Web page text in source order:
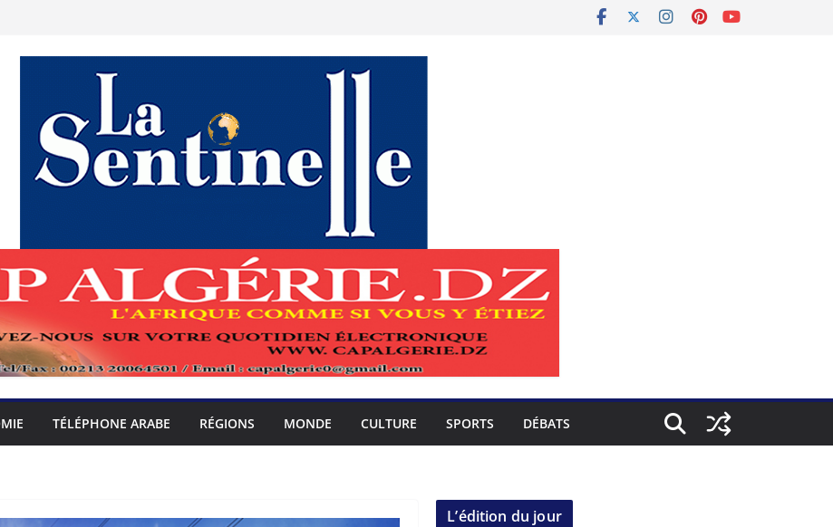
TÉLÉPHONE ARABE RÉGIONS MONDE CULTURE SPORTS DÉBATS
L’édition du jour